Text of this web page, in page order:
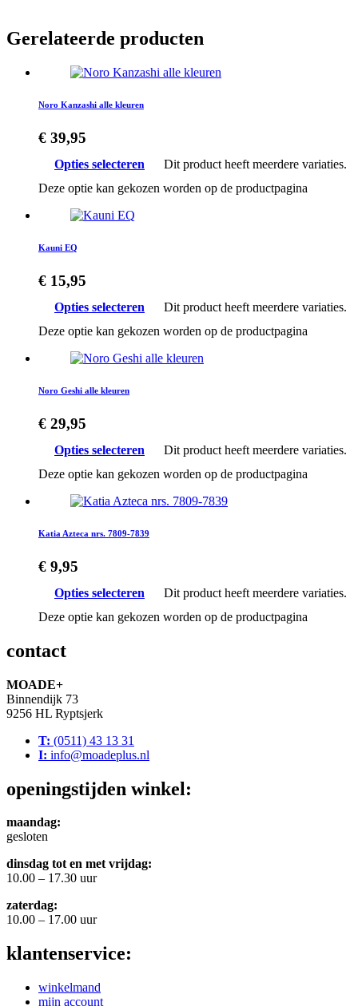
Gerelateerde producten
Noro Kanzashi alle kleuren
€ 39,95
Opties selecteren
Dit product heeft meerdere variaties.
Deze optie kan gekozen worden op de productpagina
Kauni EQ
€ 15,95
Opties selecteren
Dit product heeft meerdere variaties.
Deze optie kan gekozen worden op de productpagina
Noro Geshi alle kleuren
€ 29,95
Opties selecteren
Dit product heeft meerdere variaties.
Deze optie kan gekozen worden op de productpagina
Katia Azteca nrs. 7809-7839
€ 9,95
Opties selecteren
Dit product heeft meerdere variaties.
Deze optie kan gekozen worden op de productpagina
contact
MOADE+
Binnendijk 73
9256 HL Ryptsjerk
T: (0511) 43 13 31
I: info@moadeplus.nl
openingstijden winkel:
maandag:
gesloten
dinsdag tot en met vrijdag:
10.00 – 17.30 uur
zaterdag:
10.00 – 17.00 uur
klantenservice:
winkelmand
mijn account